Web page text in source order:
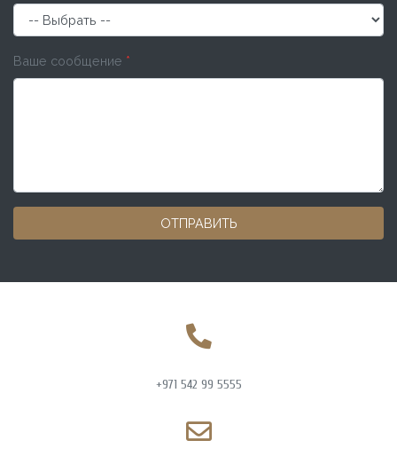
Ваше сообщение *
ОТПРАВИТЬ
+971 542 99 5555